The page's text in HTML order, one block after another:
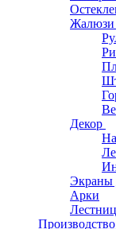
Декор
Экраны
Арки
Производство